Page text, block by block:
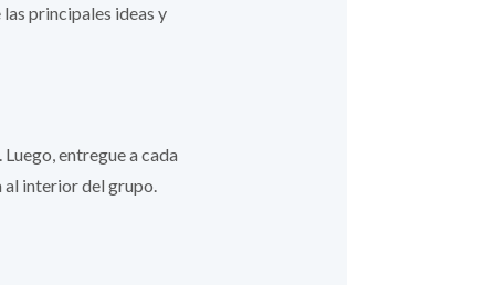
principales ideas y
entregue a cada
al interior del grupo.